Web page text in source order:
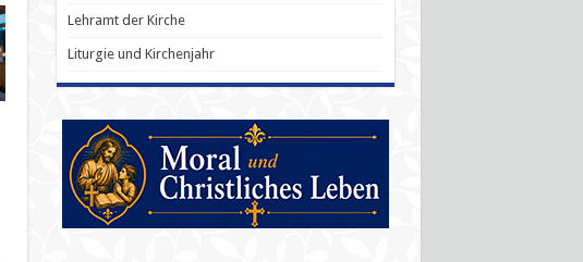
Lehramt der Kirche
Liturgie und Kirchenjahr